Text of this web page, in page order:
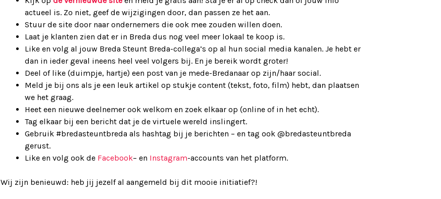
actueel is. Zo niet, geef de wijzigingen door, dan passen ze het aan.
Stuur de site door naar ondernemers die ook mee zouden willen doen.
Laat je klanten zien dat er in Breda dus nog veel meer lokaal te koop is.
Like en volg al jouw Breda Steunt Breda-collega’s op al hun social media kanalen. Je hebt er
dan in ieder geval ineens heel veel volgers bij. En je bereik wordt groter!
Deel of like (duimpje, hartje) een post van je mede-Bredanaar op zijn/haar social.
Meld je bij ons als je een leuk artikel op stukje content (tekst, foto, film) hebt, dan plaatsen
we het graag.
Heet een nieuwe deelnemer ook welkom en zoek elkaar op (online of in het echt).
Tag elkaar bij een bericht dat je de virtuele wereld inslingert.
Gebruik #bredasteuntbreda als hashtag bij je berichten – en tag ook @bredasteuntbreda
gerust.
Like en volg ook de Facebook– en Instagram-accounts van het platform.
Wij zijn benieuwd: heb jij jezelf al aangemeld bij dit mooie initiatief?!